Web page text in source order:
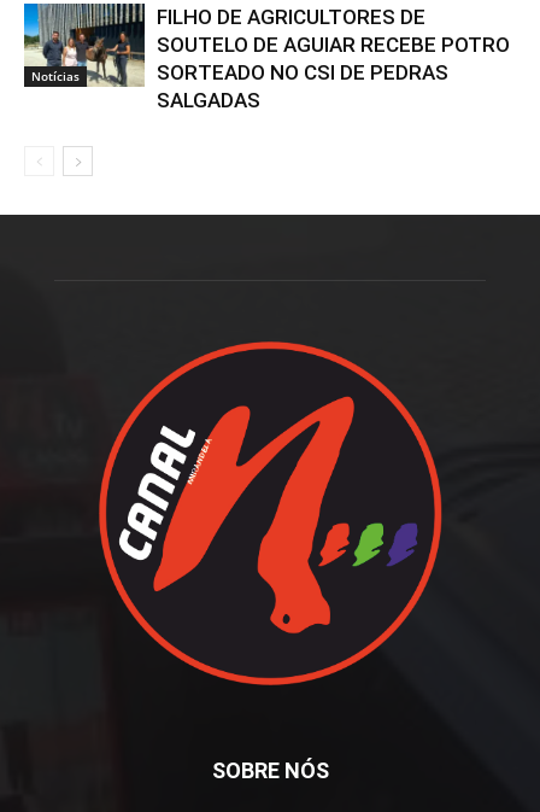
Notícias
FILHO DE AGRICULTORES DE
SOUTELO DE AGUIAR RECEBE POTRO
SORTEADO NO CSI DE PEDRAS
SALGADAS
SOBRE NÓS